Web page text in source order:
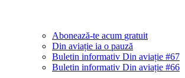
Abonează-te acum gratuit
Din aviație ia o pauză
Buletin informativ Din aviație #67
Buletin informativ Din aviație #66